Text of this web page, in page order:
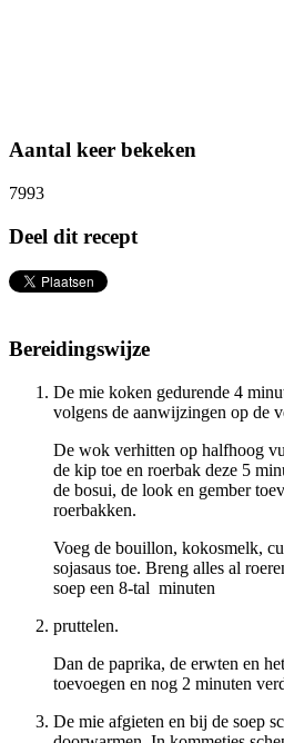
Aantal keer bekeken
7993
Deel dit recept
Bereidingswijze
De mie koken gedurende 4
volgens de aanwijzingen op de
De wok verhitten op halfhoog
de kip toe en roerbak deze 5
de bosui, de look en gember
roerbakken.
Voeg de bouillon, kokosmelk,
sojasaus toe. Breng alles al
soep een 8-tal minuten
pruttelen.
Dan de paprika, de erwten en
toevoegen en nog 2 minuten
De mie afgieten en bij de soep